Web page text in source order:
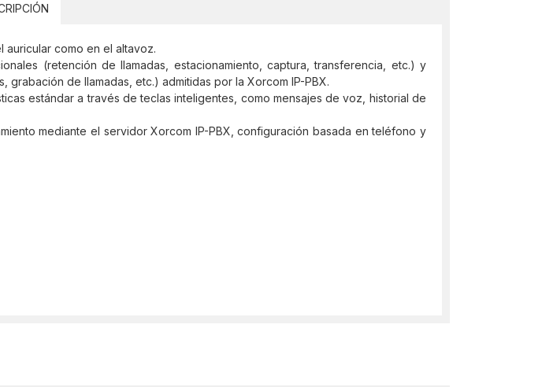
como en el altavoz.
(retención de llamadas, estacionamiento, captura, transferencia, etc.) y
de llamadas, etc.) admitidas por la Xorcom IP-PBX.
estándar a través de teclas inteligentes, como mensajes de voz, historial de
mediante el servidor Xorcom IP-PBX, configuración basada en teléfono y